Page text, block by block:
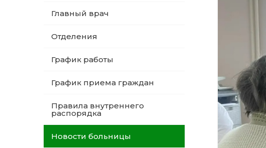
Главный врач
Отделения
График работы
График приема граждан
Правила внутреннего
распорядка
Новости больницы